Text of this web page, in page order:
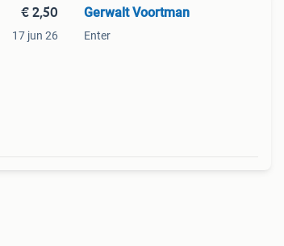
€ 2,50
17 jun 26
Gerwalt Voortman
Enter